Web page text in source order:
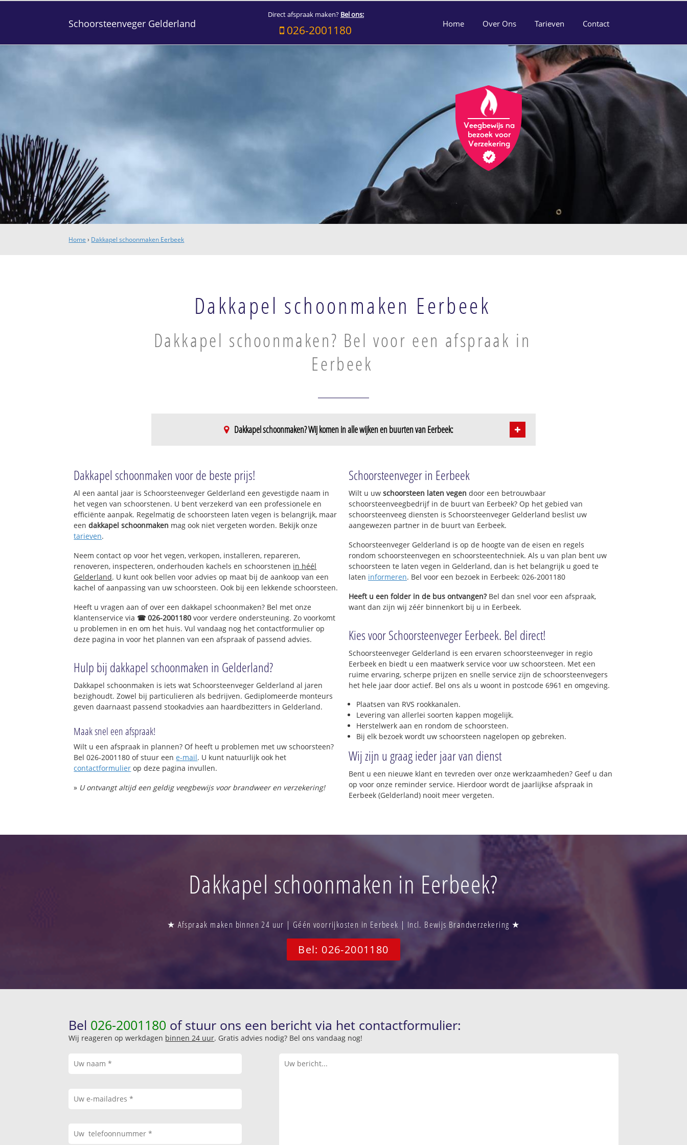
Schoorsteenveger Gelderland
Direct afspraak maken? Bel ons:
026-2001180 Home Over Ons Tarieven Contact
Home › Dakkapel schoonmaken Eerbeek
Dakkapel schoonmaken Eerbeek
Dakkapel schoonmaken? Bel voor een afspraak in
Eerbeek
Dakkapel schoonmaken? Wij komen in alle wijken en buurten van Eerbeek:
Lombok
Noorder Enk
Werfakker
Veldkant
Eerbeekse Enk
Eerbeek Zuid
Wilhelminapark
Coldenhove
Dakkapel schoonmaken voor de beste prijs!
Al een aantal jaar is Schoorsteenveger Gelderland een gevestigde naam in
het vegen van schoorstenen. U bent verzekerd van een professionele en
efficiënte aanpak. Regelmatig de schoorsteen laten vegen is belangrijk, maar
eendakkapel schoonmaken mag ook niet vergeten worden. Bekijk onze
tarieven.
Neem contact op voor het vegen, verkopen, installeren, repareren,
renoveren, inspecteren, onderhouden kachels en schoorstenen in héél
Gelderland. U kunt ook bellen voor advies op maat bij de aankoop van een
kachel of aanpassing van uw schoorsteen. Ook bij een lekkende schoorsteen.
Heeft u vragen aan of over een dakkapel schoonmaken? Bel met onze
klantenservice via ☎ 026-2001180 voor verdere ondersteuning. Zo voorkomt
u problemen in en om het huis. Vul vandaag nog het contactformulier op
deze pagina in voor het plannen van een afspraak of passend advies.
Hulp bij dakkapel schoonmaken in Gelderland?
Dakkapel schoonmaken is iets wat Schoorsteenveger Gelderland al jaren
bezighoudt. Zowel bij particulieren als bedrijven. Gediplomeerde monteurs
geven daarnaast passend stookadvies aan haardbezitters in Gelderland.
Maak snel een afspraak!
Wilt u een afspraak in plannen? Of heeft u problemen met uw schoorsteen?
Bel 026-2001180 of stuur eene-mail. U kunt natuurlijk ook het
contactformulier op deze pagina invullen.
» U ontvangt altijd een geldig veegbewijs voor brandweer en verzekering!
Schoorsteenveger in Eerbeek
Wilt u uw schoorsteen laten vegen door een betrouwbaar
schoorsteenveegbedrijf in de buurt van Eerbeek? Op het gebied van
schoorsteenveeg diensten is Schoorsteenveger Gelderland beslist uw
aangewezen partner in de buurt van Eerbeek.
Schoorsteenveger Gelderland is op de hoogte van de eisen en regels
rondom schoorsteenvegen en schoorsteentechniek. Als u van plan bent uw
schoorsteen te laten vegen in Gelderland, dan is het belangrijk u goed te
laten informeren. Bel voor een bezoek in Eerbeek: 026-2001180
Heeft u een folder in de bus ontvangen?Bel dan snel voor een afspraak,
want dan zijn wij zéér binnenkort bij u in Eerbeek.
Kies voor Schoorsteenveger Eerbeek. Bel direct!
Schoorsteenveger Gelderland is een ervaren schoorsteenveger in regio
Eerbeek en biedt u een maatwerk service voor uw schoorsteen. Met een
ruime ervaring, scherpe prijzen en snelle service zijn de schoorsteenvegers
het hele jaar door actief. Bel ons als u woont in postcode 6961 en omgeving.
Plaatsen van RVS rookkanalen.
Levering van allerlei soorten kappen mogelijk.
Herstelwerk aan en rondom de schoorsteen.
Bij elk bezoek wordt uw schoorsteen nagelopen op gebreken.
Wij zijn u graag ieder jaar van dienst
Bent u een nieuwe klant en tevreden over onze werkzaamheden? Geef u dan
op voor onze reminder service. Hierdoor wordt de jaarlijkse afspraak in
Eerbeek (Gelderland) nooit meer vergeten.
Dakkapel schoonmaken in Eerbeek?
★ Afspraak maken binnen 24 uur | Géén voorrijkosten in Eerbeek | Incl. Bewijs Brandverzekering ★
Bel: 026-2001180
Bel 026-2001180 of stuur ons een bericht via het contactformulier:
Wij reageren op werkdagen binnen 24 uur. Gratis advies nodig? Bel ons vandaag nog!